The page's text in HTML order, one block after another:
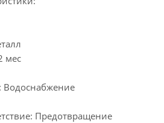
мес
Водоснабжение
Предотвращение